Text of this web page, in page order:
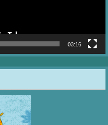
03:16